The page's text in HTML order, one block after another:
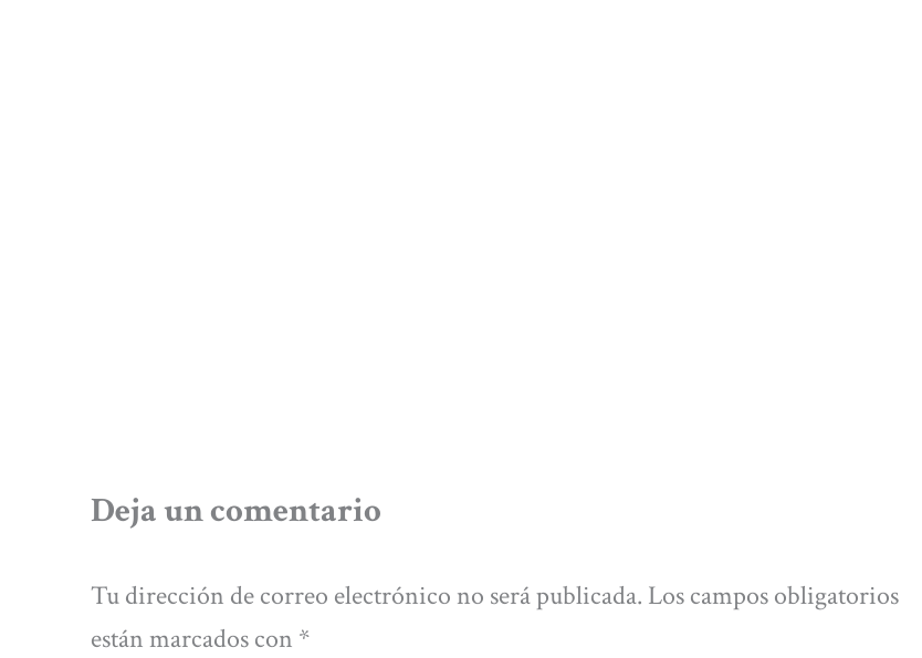
Deja un comentario
Tu dirección de correo electrónico no será publicada. Los campos obligatorios
están marcados con *